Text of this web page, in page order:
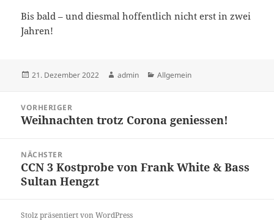
Bis bald – und diesmal hoffentlich nicht erst in zwei
Jahren!
Veröffentlicht
21. Dezember 2022 Autor
admin Kategorien
Allgemein
VORHERIGER
Vorheriger
Weihnachten trotz Corona geniessen!
NÄCHSTER
Nächster
Beitrag:
CCN 3 Kostprobe von Frank White & Bass
Sultan Hengzt
Stolz präsentiert von WordPress